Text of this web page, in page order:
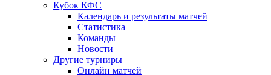
Кубок КФС
Календарь и результаты матчей
Статистика
Команды
Новости
Другие турниры
Онлайн матчей